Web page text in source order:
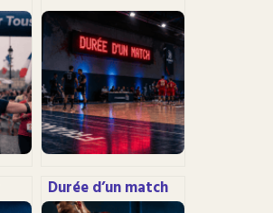
Durée d’un match